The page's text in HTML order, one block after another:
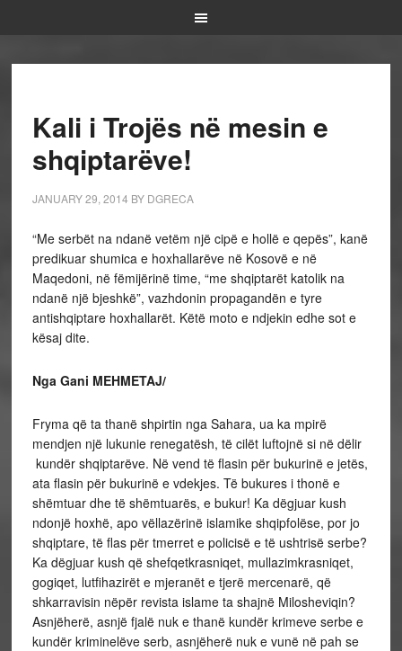
Kali i Trojës në mesin e
shqiptarëve!
JANUARY 29, 2014 BY DGRECA
“Me serbët na ndanë vetëm një cipë e hollë e qepës”, kanë
predikuar shumica e hoxhallarëve në Kosovë e në
Maqedoni, në fëmijërinë time, “me shqiptarët katolik na
ndanë një bjeshkë”, vazhdonin propagandën e tyre
antishqiptare hoxhallarët. Këtë moto e ndjekin edhe sot e
kësaj dite.
Nga Gani MEHMETAJ/
Fryma që ta thanë shpirtin nga Sahara, ua ka mpirë
mendjen një lukunie renegatësh, të cilët luftojnë si në dëlir
kundër shqiptarëve. Në vend të flasin për bukurinë e jetës,
ata flasin për bukurinë e vdekjes. Të bukures i thonë e
shëmtuar dhe të shëmtuarës, e bukur! Ka dëgjuar kush
ndonjë hoxhë, apo vëllazërinë islamike shqipfolëse, por jo
shqiptare, të flas për tmerret e policisë e të ushtrisë serbe?
Ka dëgjuar kush që shefqetkrasniqet, mullazimkrasniqet,
gogiqet, lutfihazirët e mjeranët e tjerë mercenarë, që
shkarravisin nëpër revista islame ta shajnë Milosheviqin?
Asnjëherë, asnjë fjalë nuk e thanë kundër krimeve serbe e
kundër kriminelëve serb, asnjëherë nuk e vunë në pah se